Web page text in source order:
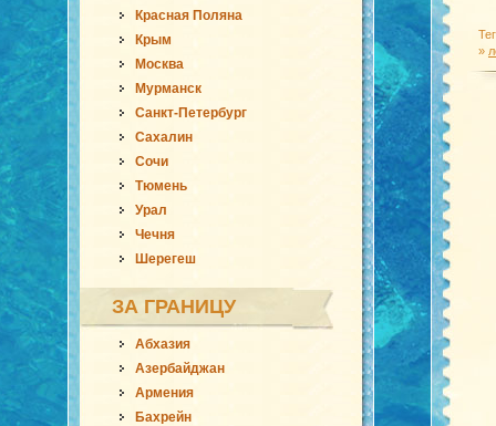
Красная Поляна
Крым
Москва
Мурманск
Санкт-Петербург
Сахалин
Сочи
Тюмень
Урал
Чечня
Шерегеш
ЗА ГРАНИЦУ
Абхазия
Азербайджан
Армения
Бахрейн
»